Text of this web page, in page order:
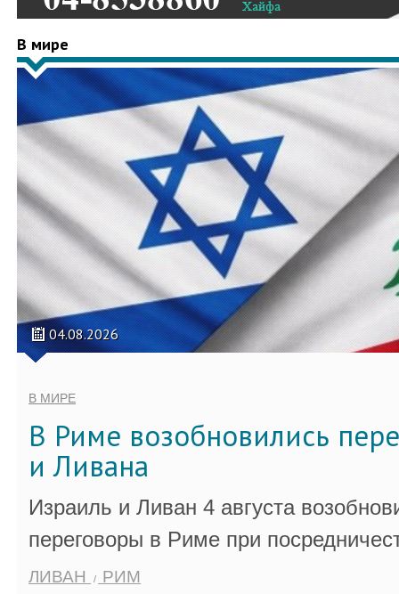
В мире
04.08.2026
В МИРЕ
В Риме возобновились
и Ливана
Израиль и Ливан 4 августа
переговоры в Риме при
ЛИВАН РИМ